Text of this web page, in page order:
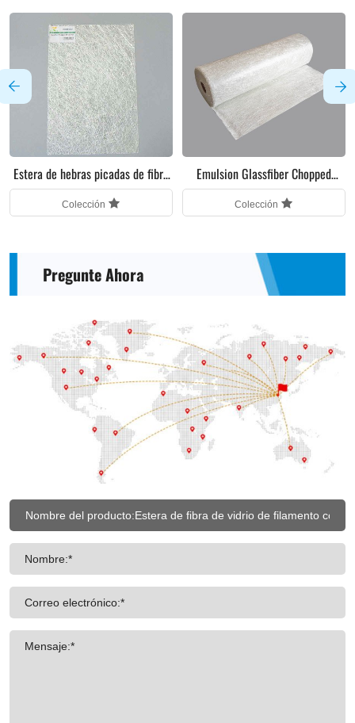
Estera de hebras picadas de fibra
de vidrio en polvo
Colección
Emulsion Glassfiber Chopped
Strands Mat
Colección
Pregunte Ahora
Nombre:*
Correo electrónico:*
Mensaje:*